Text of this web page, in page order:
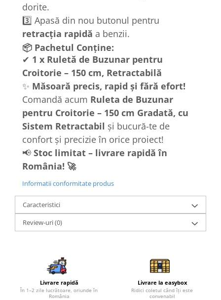
dorite.
3️⃣ Apasă din nou butonul pentru
retracția rapidă a benzii.
📦 Pachetul Conține:
✔ 1 x Ruletă de Buzunar pentru
Croitorie – 150 cm, Retractabilă
✨ Măsoară precis, rapid și fără efort!
Comandă acum Ruleta de Buzunar
pentru Croitorie – 150 cm Gradată, cu
Sistem Retractabil și bucură-te de
confort și precizie în orice proiect!
📢 Stoc limitat – livrare rapidă în
România! 🚀
Informatii conformitate produs
Caracteristici
Review-uri(0)
Livrare rapidă
În 1–2 zile lucrătoare, oriunde în
România
Livrare la easybox
Ridici coletul când îți este
convenabil